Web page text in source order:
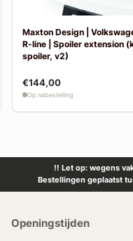
Maxton Design |
R-line | Spoiler extension
spoiler, v2)
€144,00
Op nabestelling
!! Let op: wegens
Bestellingen geplaatst
Openingstijden